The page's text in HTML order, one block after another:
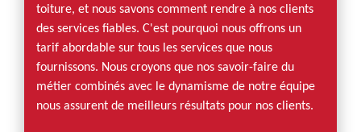
toiture, et nous savons comment rendre à nos clients
des services fiables. C'est pourquoi nous offrons un
tarif abordable sur tous les services que nous
fournissons. Nous croyons que nos savoir-faire du
métier combinés avec le dynamisme de notre équipe
nous assurent de meilleurs résultats pour nos clients.